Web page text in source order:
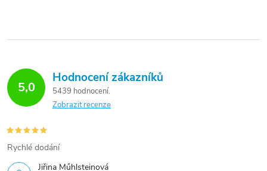
5,0
Hodnocení zákazníků
5439 hodnocení
Zobrazit recenze
Jiřina Műhlsteinová
Rychlé dodání